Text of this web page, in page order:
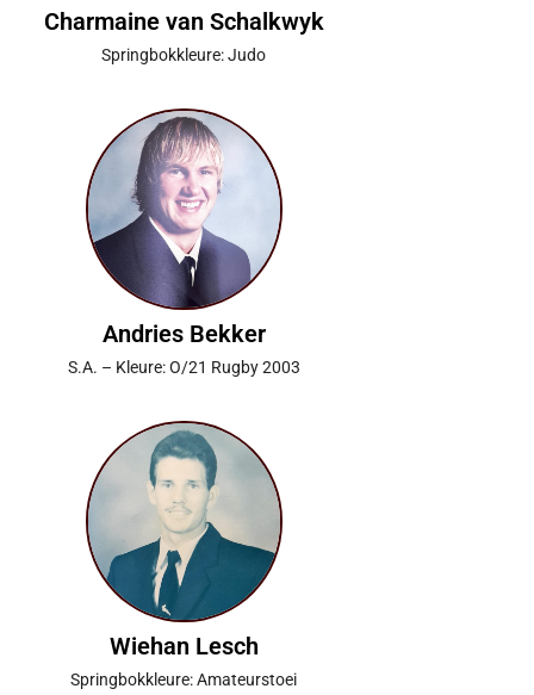
Charmaine van Schalkwyk
Springbokkleure: Judo
Andries Bekker
S.A. – Kleure: O/21 Rugby 2003
Wiehan Lesch
Springbokkleure: Amateurstoei